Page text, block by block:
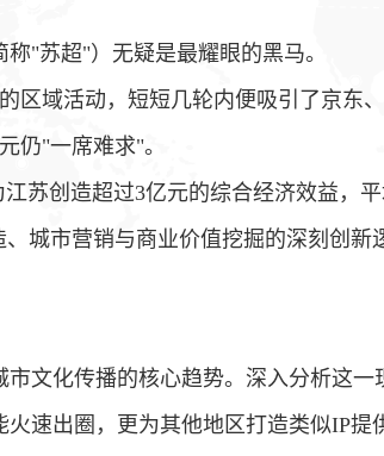
"苏超"）无疑是最耀眼的黑马。
区域活动，短短几轮内便吸引了京东
仍"一席难求"。
苏创造超过3亿元的综合经济效益，
城市营销与商业价值挖掘的深刻创新
文化传播的核心趋势。深入分析这一
速出圈，更为其他地区打造类似IP提